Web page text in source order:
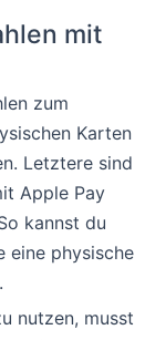
mit
zum
Karten
Letztere sind
Apple Pay
kannst du
eine physische
nutzen, musst